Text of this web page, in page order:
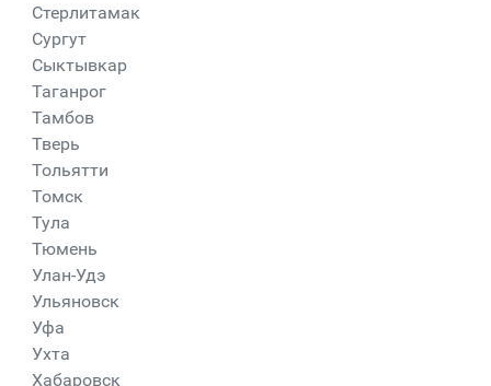
Стерлитамак
Сургут
Сыктывкар
Таганрог
Тамбов
Тверь
Тольятти
Томск
Тула
Тюмень
Улан-Удэ
Ульяновск
Уфа
Ухта
Хабаровск